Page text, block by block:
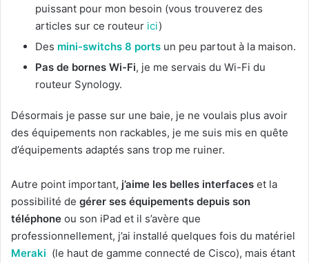
puissant pour mon besoin (vous trouverez des
articles sur ce routeur ici)
Des mini-switchs 8 ports un peu partout à la maison.
Pas de bornes Wi-Fi, je me servais du Wi-Fi du
routeur Synology.
Désormais je passe sur une baie, je ne voulais plus avoir
des équipements non rackables, je me suis mis en quête
d’équipements adaptés sans trop me ruiner.
Autre point important, j’aime les belles interfaces et la
possibilité de gérer ses équipements depuis son
téléphone ou son iPad et il s’avère que
professionnellement, j’ai installé quelques fois du matériel
Meraki (le haut de gamme connecté de Cisco), mais étant